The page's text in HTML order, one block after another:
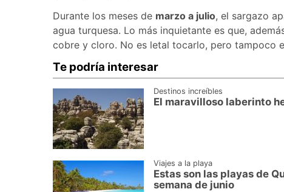
Durante los meses de marzo a julio, el sargazo
agua turquesa. Lo más inquietante es que,
cobre y cloro. No es letal tocarlo, pero tampoco
Te podría interesar
Destinos increíbles
El maravilloso laberinto
Viajes a la playa
Estas son las playas de
semana de junio